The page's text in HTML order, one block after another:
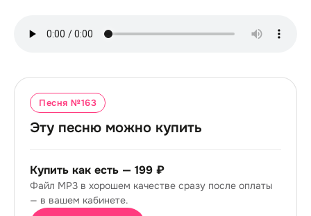
Песня №163
Эту песню можно купить
Купить как есть — 199 ₽
Файл MP3 в хорошем качестве сразу после оплаты
— в вашем кабинете.